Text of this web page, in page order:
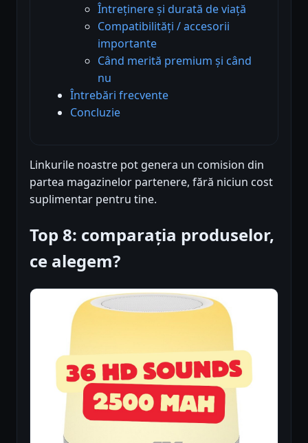
Întreținere și durată de viață
Compatibilități / accesorii
importante
Când merită premium și când
nu
Întrebări frecvente
Concluzie
Linkurile noastre pot genera un comision din
partea magazinelor partenere, fără niciun cost
suplimentar pentru tine.
Top 8: comparația produselor,
ce alegem?